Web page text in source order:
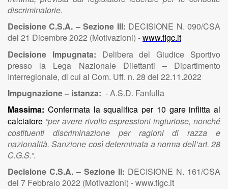
discriminatorie.
Decisione C.S.A. – Sezione III: DECISIONE N. 090/CSA
del 21 Dicembre 2022 (Motivazioni) -www.figc.it
Decisione Impugnata: Delibera del Giudice Sportivo
presso la Lega Nazionale Dilettanti – Dipartimento
Interregionale, di cui al Com. Uff. n. 28 del 22.11.2022
Impugnazione – istanza: -A.S.D. Fanfulla
Massima: Confermata la squalifica per 10 gare inflitta al
calciatore “per avere rivolto espressioni ingiuriose, nonché
costituenti discriminazione per ragioni di razza e
nazionalità. Sanzione così determinata a norma dell’art. 28
C.G.S.”.
Decisione C.S.A. – Sezione II: DECISIONE N. 161/CSA
del 7 Febbraio 2022 (Motivazioni) - www.figc.it